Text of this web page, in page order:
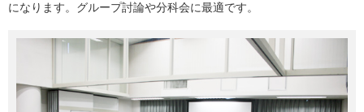
になります。 グループ討論や分科会に最適です。